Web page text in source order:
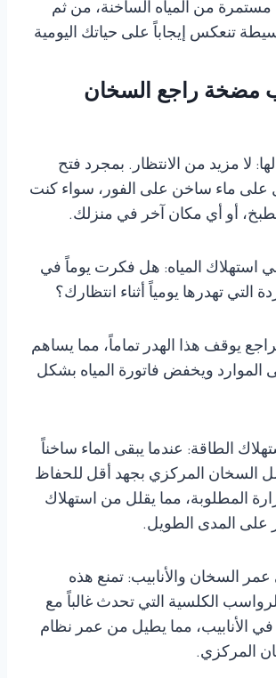
من المياه الساخنة، من ثم
تنعكس إيجاباً على حياتك اليومية
مضخة راجع السخان
لها: لا مزيد من الانتظار. بمجرد فتح
على ماء ساخن على الفور، سواء كنت
أو أي مكان آخر في منزلك.
في استهلاك المياه: هل فكرت يوماً في
التي تهدرها يومياً أثناء انتظارك؟
يوقف هذا الهدر تماماً، مما يساهم
ويخفض فاتورة المياه بشكل
الطاقة: عندما يبقى الماء ساخناً
السخان المركزي بجهد أقل للحفاظ
المطلوبة، مما يقلل من استهلاك
على المدى الطويل.
السخان والأنابيب: تمنع هذه
الكلسية التي تحدث غالباً مع
في الأنابيب، مما يطيل من عمر نظام
المركزي.